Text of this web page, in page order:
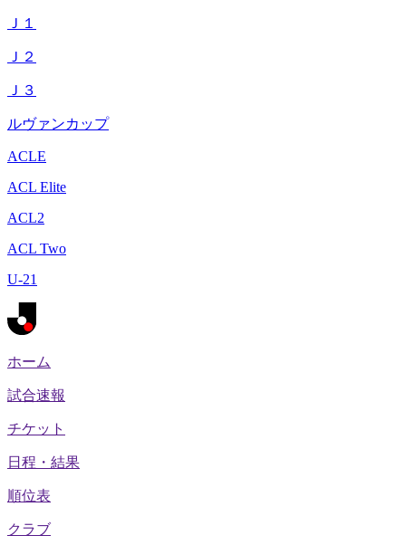
Ｊ１
Ｊ２
Ｊ３
ルヴァンカップ
ACLE
ACL Elite
ACL2
ACL Two
U-21
ホーム
試合速報
チケット
日程・結果
順位表
クラブ